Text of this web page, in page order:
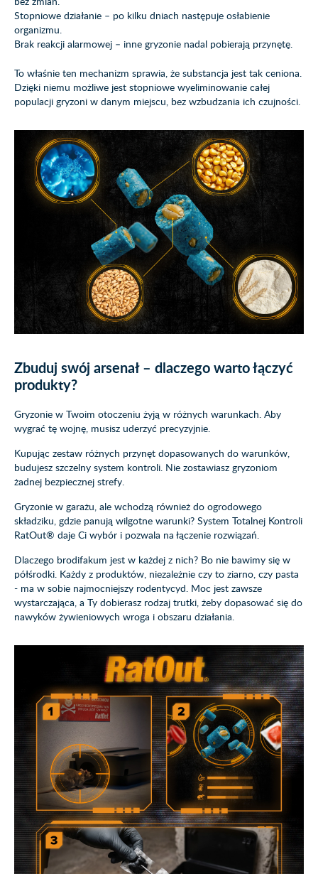
Stopniowe działanie – po kilku dniach następuje osłabienie
organizmu.
Brak reakcji alarmowej – inne gryzonie nadal pobierają przynętę.
To właśnie ten mechanizm sprawia, że substancja jest tak ceniona.
Dzięki niemu możliwe jest stopniowe wyeliminowanie całej
populacji gryzoni w danym miejscu, bez wzbudzania ich czujności.
Zbuduj swój arsenał – dlaczego warto łączyć
produkty?
Gryzonie w Twoim otoczeniu żyją w różnych warunkach. Aby
wygrać tę wojnę, musisz uderzyć precyzyjnie.
Kupując zestaw różnych przynęt dopasowanych do warunków,
budujesz szczelny system kontroli. Nie zostawiasz gryzoniom
żadnej bezpiecznej strefy.
Gryzonie w garażu, ale wchodzą również do ogrodowego
składziku, gdzie panują wilgotne warunki? System Totalnej Kontroli
RatOut® daje Ci wybór i pozwala na łączenie rozwiązań.
Dlaczego brodifakum jest w każdej z nich? Bo nie bawimy się w
półśrodki. Każdy z produktów, niezależnie czy to ziarno, czy pasta
- ma w sobie najmocniejszy rodentycyd. Moc jest zawsze
wystarczająca, a Ty dobierasz rodzaj trutki, żeby dopasować się do
nawyków żywieniowych wroga i obszaru działania.